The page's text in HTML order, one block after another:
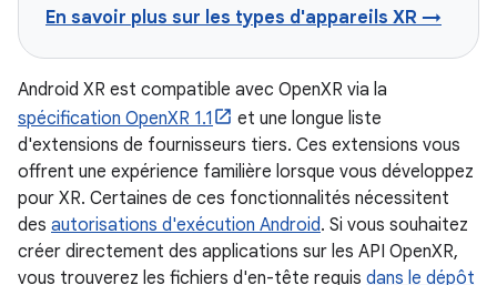
En savoir plus sur les types d'appareils XR →
Android XR est compatible avec OpenXR via la
spécification OpenXR 1.1
et une longue liste
d'extensions de fournisseurs tiers. Ces extensions vous
offrent une expérience familière lorsque vous développez
pour XR. Certaines de ces fonctionnalités nécessitent
des autorisations d'exécution Android. Si vous souhaitez
créer directement des applications sur les API OpenXR,
vous trouverez les fichiers d'en-tête requis dans le dépôt